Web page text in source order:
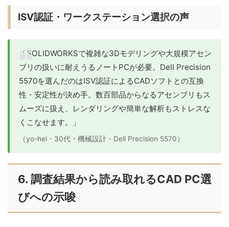
ISV認証・ワークステーション選択の声
「SOLIDWORKSで複雑な3Dモデリングや大規模アセン
ブリの扱いに耐えうるノートPCが必要。Dell Precision
5570を選んだのはISV認証によるCADソフトとの互換
性・安定性が決め手。数百部品からなるアセンブリもス
ムーズに扱え、レンダリングや簡単な解析もストレスな
くこなせます。」
（yo-hei・30代・機械設計・Dell Precision 5570）
6. 調査結果から読み取れるCAD PC選
びへの示唆